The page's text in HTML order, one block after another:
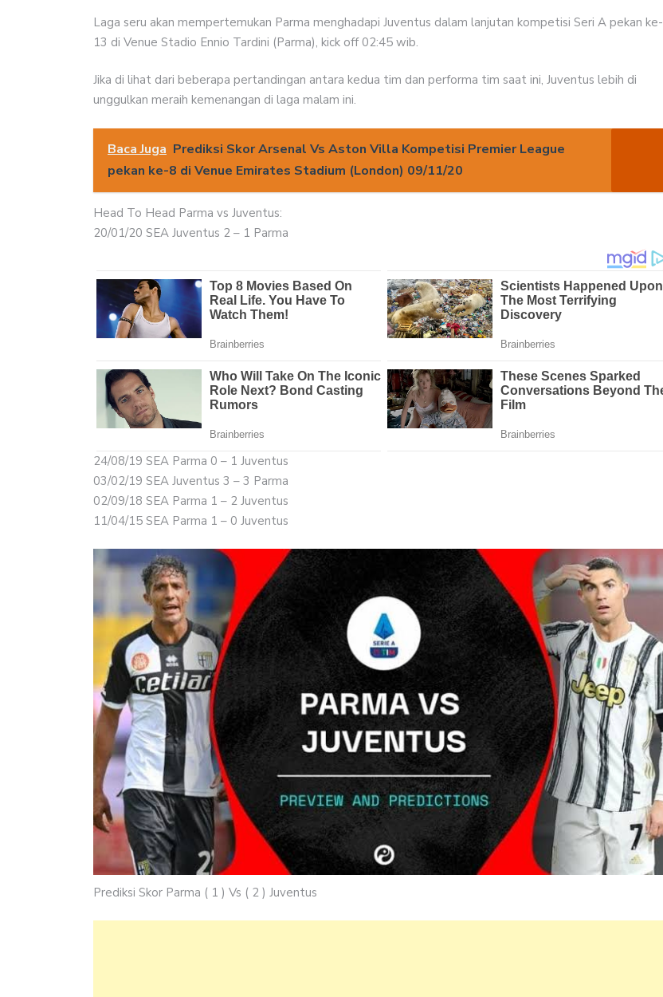
Laga seru akan mempertemukan Parma menghadapi Juventus dalam lanjutan kompetisi Seri A pekan ke-
13 di Venue Stadio Ennio Tardini (Parma), kick off 02:45 wib.
Jika di lihat dari beberapa pertandingan antara kedua tim dan performa tim saat ini, Juventus lebih di
unggulkan meraih kemenangan di laga malam ini.
Baca Juga Prediksi Skor Arsenal Vs Aston Villa Kompetisi Premier League
pekan ke-8 di Venue Emirates Stadium (London) 09/11/20
Head To Head Parma vs Juventus:
20/01/20 SEA Juventus 2 – 1 Parma
24/08/19 SEA Parma 0 – 1 Juventus
03/02/19 SEA Juventus 3 – 3 Parma
02/09/18 SEA Parma 1 – 2 Juventus
11/04/15 SEA Parma 1 – 0 Juventus
Prediksi Skor Parma ( 1 ) Vs ( 2 ) Juventus